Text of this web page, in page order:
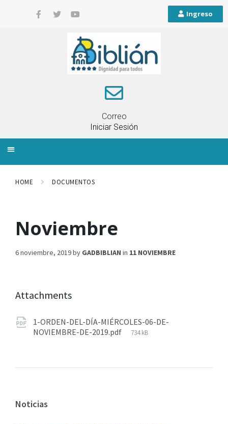
Ingreso
Correo
Iniciar Sesión
HOME DOCUMENTOS
Noviembre
6 noviembre, 2019by GADBIBLIAN in 11 NOVIEMBRE
Attachments
1-ORDEN-DEL-DÍA-MIÉRCOLES-06-DE-
NOVIEMBRE-DE-2019.pdf
734 kB
Noticias